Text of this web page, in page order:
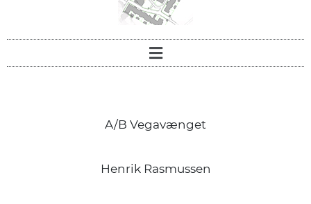
A/B Vegavænget
Henrik Rasmussen